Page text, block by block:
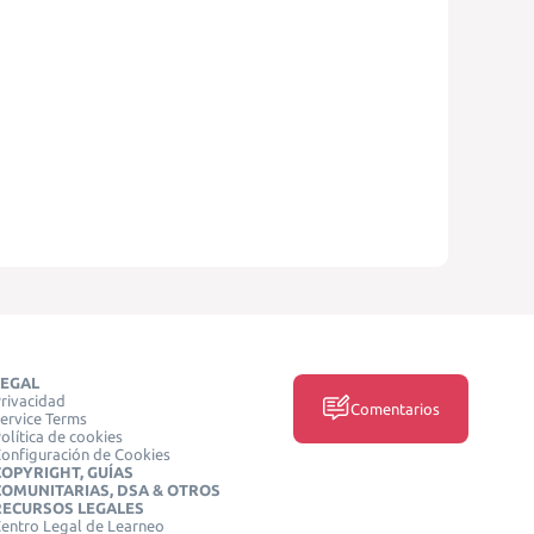
Terms
de cookies
de Cookies
GUÍAS
DSA & OTROS
LEGALES
Legal de Learneo
Comentarios